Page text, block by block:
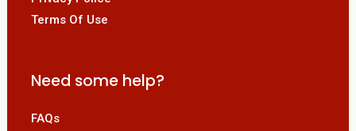
Terms Of Use
Need some help?
FAQs